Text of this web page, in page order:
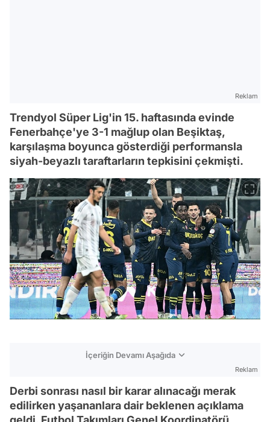
Reklam
Trendyol Süper Lig'in 15. haftasında evinde
Fenerbahçe'ye 3-1 mağlup olan Beşiktaş,
karşılaşma boyunca gösterdiği performansla
siyah-beyazlı taraftarların tepkisini çekmişti.
İçeriğin Devamı Aşağıda
Reklam
Derbi sonrası nasıl bir karar alınacağı merak
edilirken yaşananlara dair beklenen açıklama